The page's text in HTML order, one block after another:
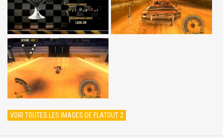
VOIR TOUTES LES IMAGES DE FLATOUT 2